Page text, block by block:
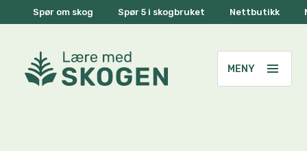
Spør om skog Spør 5 i skogbruket Nettbutikk